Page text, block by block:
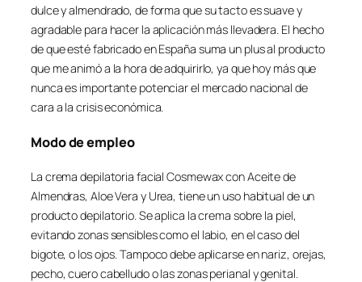
dulce y almendrado, de forma que su tacto es suave y
agradable para hacer la aplicación más llevadera. El hecho
de que esté fabricado en España suma un plus al producto
que me animó a la hora de adquirirlo, ya que hoy más que
nunca es importante potenciar el mercado nacional de
cara a la crisis económica.
Modo de empleo
La crema depilatoria facial Cosmewax con Aceite de
Almendras, Aloe Vera y Urea, tiene un uso habitual de un
producto depilatorio. Se aplica la crema sobre la piel,
evitando zonas sensibles como el labio, en el caso del
bigote, o los ojos. Tampoco debe aplicarse en nariz, orejas,
pecho, cuero cabelludo o las zonas perianal y genital.